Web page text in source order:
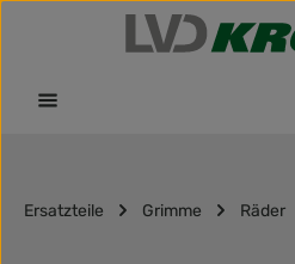
Zum Hauptinhalt springen
Ersatzteile Grimme Räder